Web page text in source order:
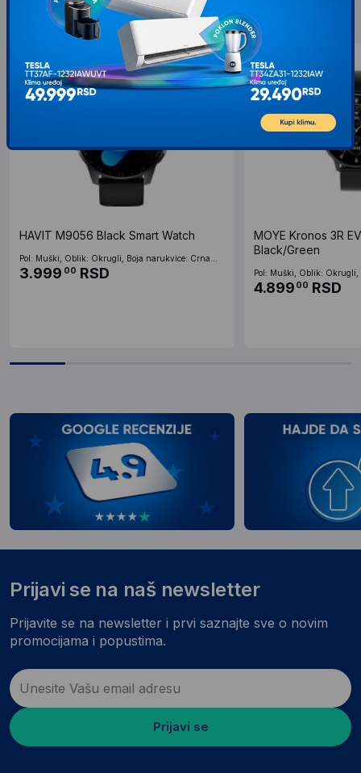
Slični proizvodi
HAVIT M9056 Black Smart Watch
Pol: Muški, Oblik: Okrugli, Boja narukvice: Crna...
3.999 00 RSD
MOYE Kronos 3R
Black/Green
Pol: Muški, Oblik:
4.899 00 RSD
Prijavi se na naš newsletter
Prijavite se na newsletter i prvi saznajte sve o novim
promocijama i popustima.
Prijavi se